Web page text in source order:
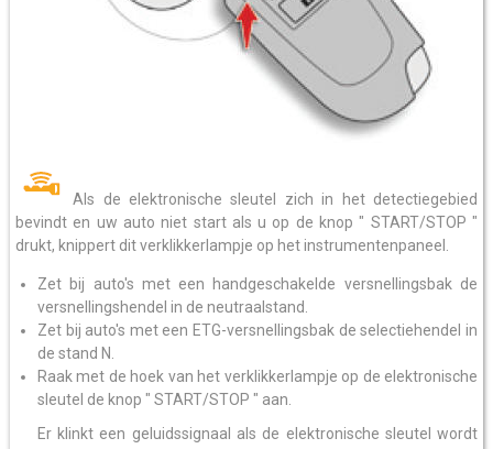
Als de elektronische sleutel zich in het detectiegebied
bevindt en uw auto niet start als u op de knop " START/STOP "
drukt, knippert dit verklikkerlampje op het instrumentenpaneel.
Zet bij auto's met een handgeschakelde versnellingsbak de
versnellingshendel in de neutraalstand.
Zet bij auto's met een ETG-versnellingsbak de selectiehendel in
de stand N.
Raak met de hoek van het verklikkerlampje op de elektronische
sleutel de knop " START/STOP " aan.
Er klinkt een geluidssignaal als de elektronische sleutel wordt